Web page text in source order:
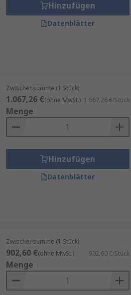
Hinzufügen
Datenblätter
Zwischensumme (1 Stück)
1.067,26 €(ohne MwSt.) 1.067,26 €/Stück
Menge
Hinzufügen
Datenblätter
Zwischensumme (1 Stück)
902,60 €(ohne MwSt.) 902,60 €/Stück
Menge